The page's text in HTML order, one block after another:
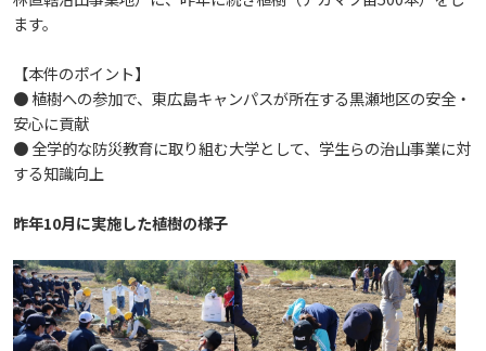
大学紹介
広島国際大学の概要
建学の精神
教育の特色
将来像
情報の公表
研究者要覧
規定・教育課程・シラバス
施設案内
入試情報
入試最新情報
職の種BOOK
学部
総合リハビリテーション学部
医療科学研究科
就職・キャリア支援
ます。
【本件のポイント】
● 植樹への参加で、東広島キャンパスが所在する黒瀬地区の安全・
安心に貢献
● 全学的な防災教育に取り組む大学として、学生らの治山事業に対
する知識向上
昨年10月に実施した植樹の様子
2023
2022
2021
2017
2024
2023
2022
2021
2025
2024
2023
2022
2021
2026
2025
2024
2023
2022
学生の活動
2026
2025
2024
教職員の活動
2026
2025
2024
高大連携
2025
2024
イベント
2026